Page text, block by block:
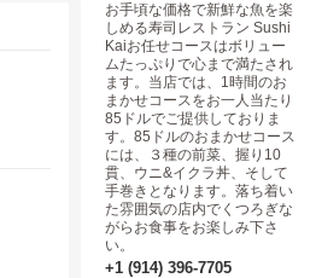
お手頃な価格で新鮮な魚を楽
しめる寿司レストラン Sushi
Kaiお任せコースはボリュー
ムたっぷりで心まで満たされ
ます。当店では、1時間のお
まかせコースをお一人当たり
85ドルでご提供しておりま
す。85ドルのおまかせコース
には、３種の前菜、握り10
貫、ウニ&イクラ丼、そして
手巻きとなります。落ち着い
た雰囲気の店内でくつろぎな
がらお食事をお楽しみ下さ
い。
+1 (914) 396-7705